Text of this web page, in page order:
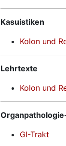
Kasuistiken
Kolon und
Lehrtexte
Kolon und
GI-Trakt